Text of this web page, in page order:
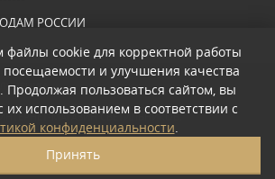
РОССИИ
МАГАЗИН СВЕТИЛЬНИКОВ.
cookie для корректной работы
посещаемости и улучшения качества
Продолжая пользоваться сайтом, вы
их использованием в соответствии с
конфиденциальности.
Принять